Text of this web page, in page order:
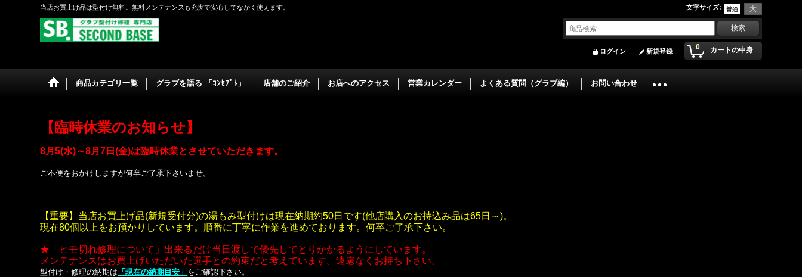
当店お買上げ品は型付け無料。無料メンテナンスも充実で安心してながく使えます。 文字サイズ:
0 カートの中身
ログイン 新規登録
商品カテゴリ一覧 グラブを語る 「ｺﾝｾﾌﾟﾄ」 店舗のご紹介 お店へのアクセス 営業カレンダー よくある質問（グラブ編） お問い合わせ
【臨時休業のお知らせ】
8月5(水)～8月7日(金)は臨時休業とさせていただきます。
ご不便をおかけしますが何卒ご了承下さいませ。
【重要】当店お買上げ品(新規受付分)の湯もみ型付けは現在納期約50日です(他店購入のお持込み品は65日～)。
現在80個以上をお預かりしています。順番に丁寧に作業を進めております。何卒ご了承下さい。
★「ヒモ切れ修理について」出来るだけ当日渡しで優先してとりかかるようにしています。
メンテナンスはお買上げいただいた選手との約束だと考えています。遠慮なくお持ち下さい。
型付け・修理の納期は 「現在の納期目安」 をご確認下さい。